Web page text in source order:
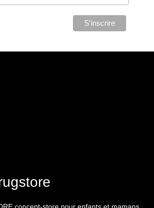
concept-store pour enfants et mamans